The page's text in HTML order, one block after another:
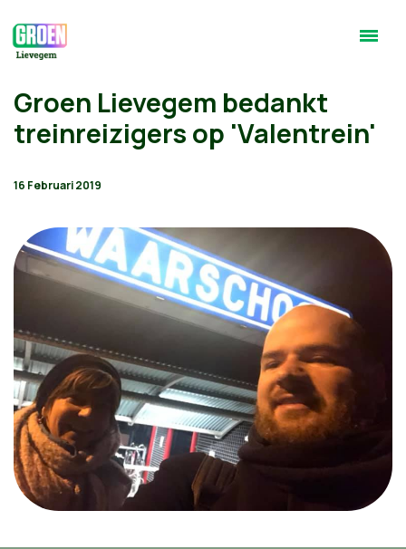
Groen Lievegem bedankt
treinreizigers op 'Valentrein'
16 Februari 2019